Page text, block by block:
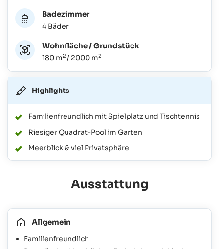
Badezimmer
4 Bäder
Wohnfläche / Grundstück
180 m2 / 2000 m2
Highlights
Familienfreundlich mit Spielplatz und Tischtennis
Riesiger Quadrat-Pool im Garten
Meerblick & viel Privatsphäre
Ausstattung
Allgemein
Familienfreundlich